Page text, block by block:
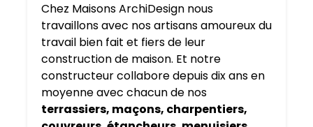
Chez Maisons ArchiDesign nous
travaillons avec nos artisans amoureux du
travail bien fait et fiers de leur
construction de maison. Et notre
constructeur collabore depuis dix ans en
moyenne avec chacun de nos
terrassiers, maçons, charpentiers,